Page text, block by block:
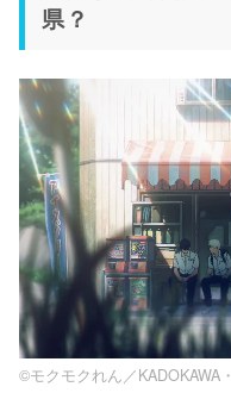
県？
©モクモクれん／KADOKAWA